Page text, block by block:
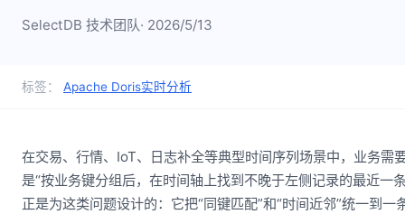
SelectDB 技术团队· 2026/5/13
标签： Apache Doris实时分析
在交易、行情、IoT、日志补全等典型时间序列场景中，业务需
是“按业务键分组后，在时间轴上找到不晚于左侧记录的最近一
正是为这类问题设计的：它把“同键匹配”和“时间近邻”统一到